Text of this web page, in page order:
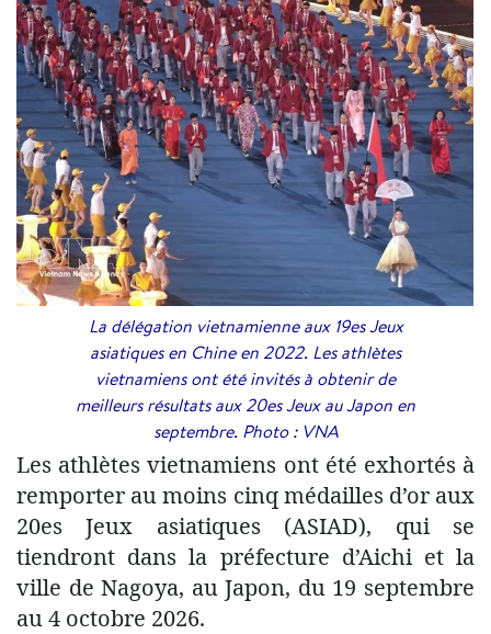
La délégation vietnamienne aux 19es Jeux
asiatiques en Chine en 2022. Les athlètes
vietnamiens ont été invités à obtenir de
meilleurs résultats aux 20es Jeux au Japon en
septembre. Photo : VNA
Les athlètes vietnamiens ont été exhortés à
remporter au moins cinq médailles d’or aux
20es Jeux asiatiques (ASIAD), qui se
tiendront dans la préfecture d’Aichi et la
ville de Nagoya, au Japon, du 19 septembre
au 4 octobre 2026.